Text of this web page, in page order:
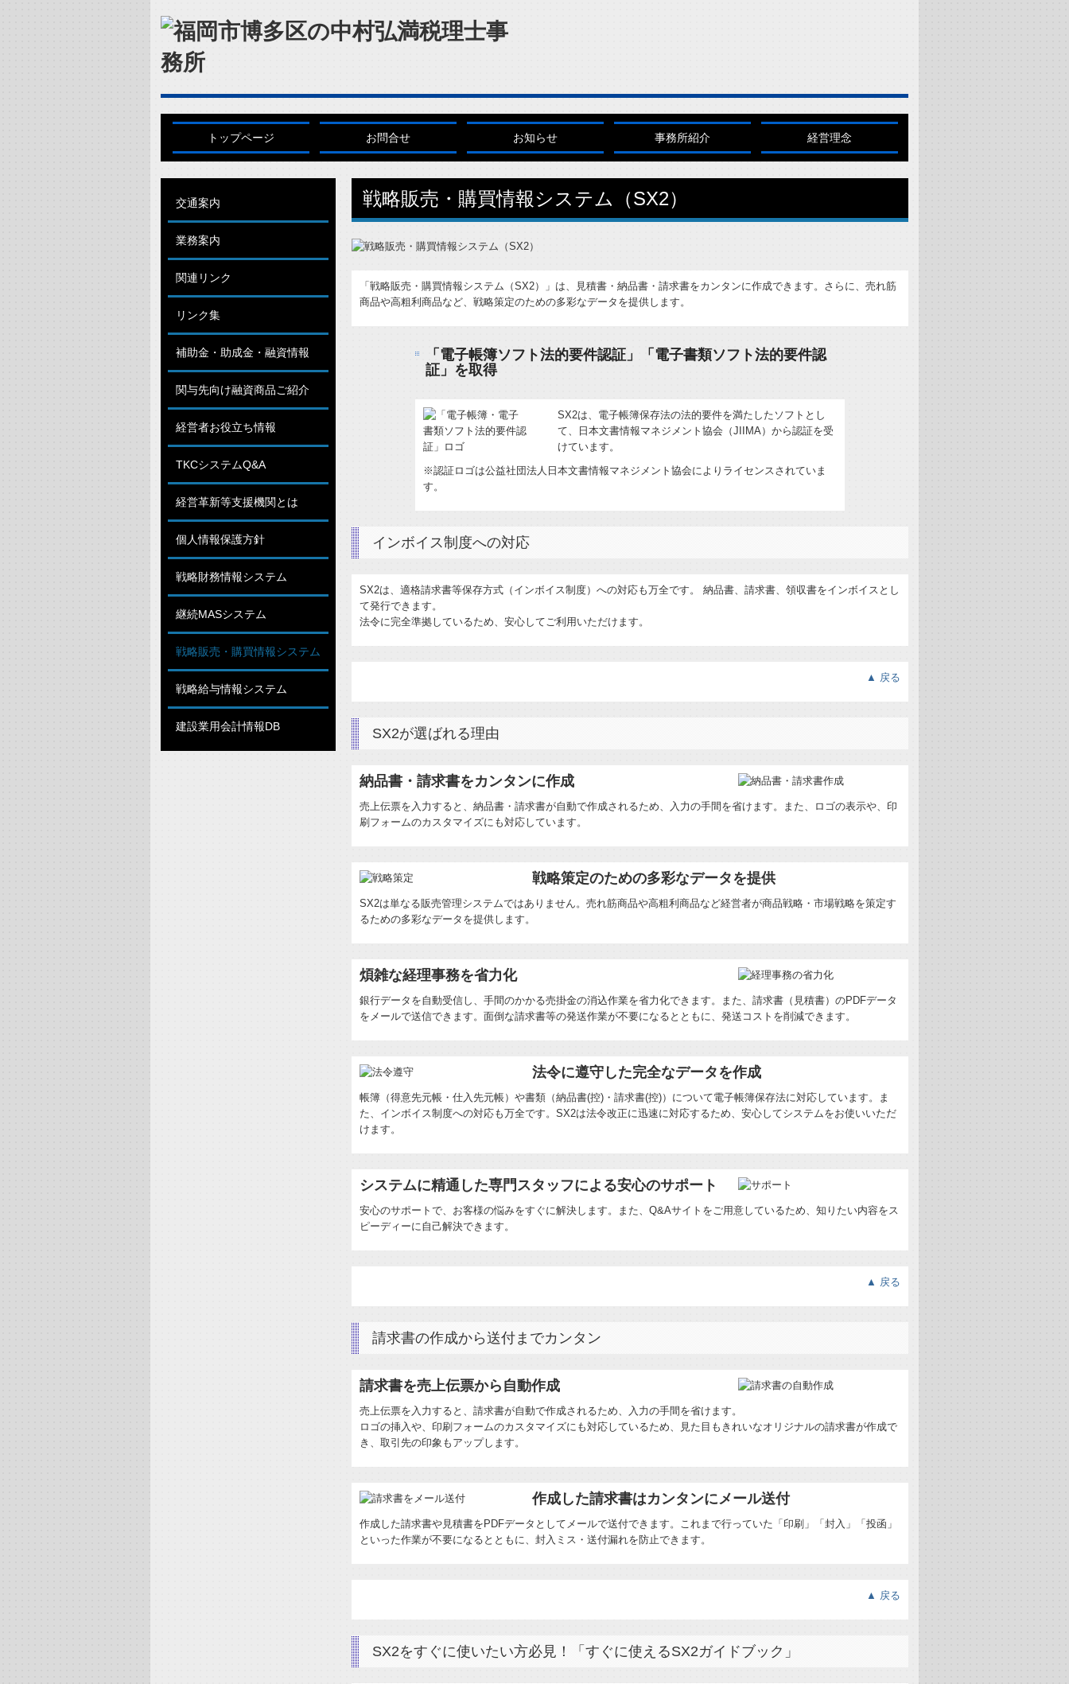
トップページ お問合せ お知らせ 事務所紹介 経営理念
交通案内
業務案内
関連リンク
リンク集
補助金・助成金・融資情報
関与先向け融資商品ご紹介
経営者お役立ち情報
TKCシステムQ&A
経営革新等支援機関とは
個人情報保護方針
戦略財務情報システム
継続MASシステム
戦略販売・購買情報システム
戦略給与情報システム
建設業用会計情報DB
戦略販売・購買情報システム（SX2）
「戦略販売・購買情報システム（SX2）」は、見積書・納品書・請求書をカンタンに作成できます。さらに、売れ筋
商品や高粗利商品など、戦略策定のための多彩なデータを提供します。
「電子帳簿ソフト法的要件認証」「電子書類ソフト法的要件認
証」を取得
SX2は、電子帳簿保存法の法的要件を満たしたソフトとし
て、日本文書情報マネジメント協会（JIIMA）から認証を受
けています。
※認証ロゴは公益社団法人日本文書情報マネジメント協会によりライセンスされていま
す。
インボイス制度への対応
SX2は、適格請求書等保存方式（インボイス制度）への対応も万全です。 納品書、請求書、領収書をインボイスとし
て発行できます。
法令に完全準拠しているため、安心してご利用いただけます。
▲ 戻る
SX2が選ばれる理由
納品書・請求書をカンタンに作成
売上伝票を入力すると、納品書・請求書が自動で作成されるため、入力の手間を省けます。また、ロゴの表示や、印
刷フォームのカスタマイズにも対応しています。
戦略策定のための多彩なデータを提供
SX2は単なる販売管理システムではありません。売れ筋商品や高粗利商品など経営者が商品戦略・市場戦略を策定す
るための多彩なデータを提供します。
煩雑な経理事務を省力化
銀行データを自動受信し、手間のかかる売掛金の消込作業を省力化できます。また、請求書（見積書）のPDFデータ
をメールで送信できます。面倒な請求書等の発送作業が不要になるとともに、発送コストを削減できます。
法令に遵守した完全なデータを作成
帳簿（得意先元帳・仕入先元帳）や書類（納品書(控)・請求書(控)）について電子帳簿保存法に対応しています。ま
た、インボイス制度への対応も万全です。SX2は法令改正に迅速に対応するため、安心してシステムをお使いいただ
けます。
システムに精通した専門スタッフによる安心のサポート
安心のサポートで、お客様の悩みをすぐに解決します。また、Q&Aサイトをご用意しているため、知りたい内容をス
ピーディーに自己解決できます。
▲ 戻る
請求書の作成から送付までカンタン
請求書を売上伝票から自動作成
売上伝票を入力すると、請求書が自動で作成されるため、入力の手間を省けます。
ロゴの挿入や、印刷フォームのカスタマイズにも対応しているため、見た目もきれいなオリジナルの請求書が作成で
き、取引先の印象もアップします。
作成した請求書はカンタンにメール送付
作成した請求書や見積書をPDFデータとしてメールで送付できます。これまで行っていた「印刷」「封入」「投函」
といった作業が不要になるとともに、封入ミス・送付漏れを防止できます。
▲ 戻る
SX2をすぐに使いたい方必見！「すぐに使えるSX2ガイドブック」